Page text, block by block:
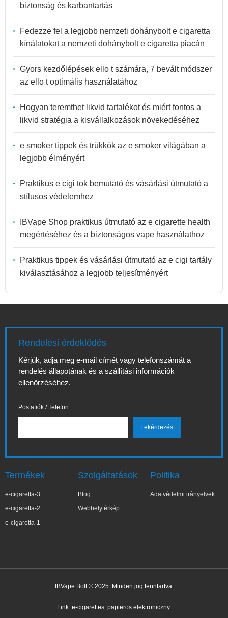
biztonság és karbantartás
Fedezze fel a legjobb nemzeti dohánybolt e cigaretta
kínálatokat a nemzeti dohánybolt e cigaretta piacán
Gyors kezdőlépések ello t számára, 7 bevált módszer
az ello t optimális használatához
Hogyan teremthet likvid tartalékot és miért fontos a
likvid stratégia a kisvállalkozások növekedéséhez
e smoker tippek és trükkök az e smoker világában a
legjobb élményért
Praktikus e cigi tok bemutató és vásárlási útmutató a
stílusos védelemhez
IBVape Shop praktikus útmutató az e cigarette health
megértéséhez és a biztonságos vape használathoz
Praktikus tippek és vásárlási útmutató az e cigi tartály
kiválasztásához a legjobb teljesítményért
Rendelési érdeklődés
Kérjük, adja meg e-mail címét vagy telefonszámát a
rendelés állapotának és a szállítási információk
ellenőrzéséhez.
Postafiók / Telefon
Termékek
e-cigaretta-3
e-cigaretta-2
e-cigaretta-1
Szolgáltatások
Blog
Webhelytérkép
Politika
Adatvédelmi irányelvek
IBVape Bolt © 2025. Minden jog fenntartva.
Link: e-cigarettes papieros elektroniczny
✕
Elż***ta